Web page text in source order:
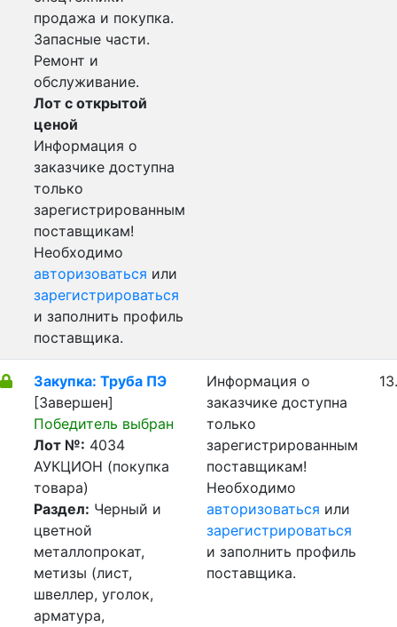
продажа и покупка.
Запасные части.
Ремонт и
обслуживание.
Лот с открытой
ценой
Информация о
заказчике доступна
только
зарегистрированным
поставщикам!
Необходимо
авторизоваться или
зарегистрироваться
и заполнить профиль
поставщика.
Закупка: Труба ПЭ
[Завершен]
Победитель выбран
Лот №: 4034
АУКЦИОН (покупка
товара)
Раздел: Черный и
цветной
металлопрокат,
метизы (лист,
швеллер, уголок,
арматура,
Информация о
заказчике доступна
только
зарегистрированным
поставщикам!
Необходимо
авторизоваться или
зарегистрироваться
и заполнить профиль
поставщика.